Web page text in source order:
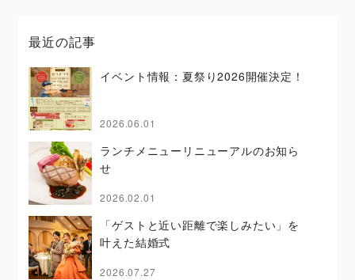
最近の記事
イベント情報：夏祭り2026開催決定！
2026.06.01
ランチメニューリニューアルのお知ら
せ
2026.02.01
「ゲストと近い距離で楽しみたい」を
叶えた結婚式
2026.07.27